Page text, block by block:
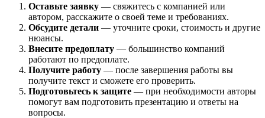
Оставьте заявку — свяжитесь с компанией или
автором, расскажите о своей теме и требованиях.
Обсудите детали — уточните сроки, стоимость и другие
нюансы.
Внесите предоплату — большинство компаний
работают по предоплате.
Получите работу — после завершения работы вы
получите текст и сможете его проверить.
Подготовьтесь к защите — при необходимости авторы
помогут вам подготовить презентацию и ответы на
вопросы.